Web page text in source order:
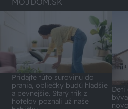
Pridajte túto surovinu do
prania, obliečky budú hladšie
a pevnejšie. Starý trik z
hotelov poznali už naše
Deti